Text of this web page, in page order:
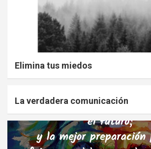
Elimina tus miedos
La verdadera comunicación